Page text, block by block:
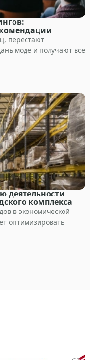
перестают
моде и получают все
деятельности
комплекса
в экономической
оптимизировать